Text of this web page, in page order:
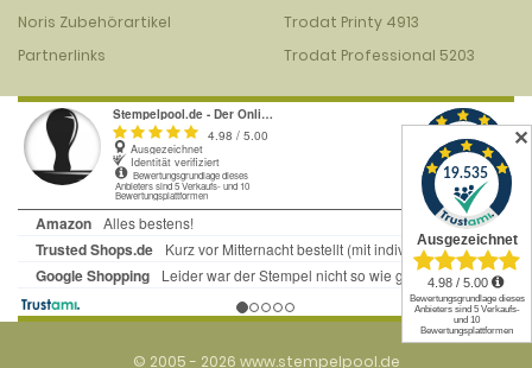
Noris Zubehörartikel
Partnerlinks
Trodat Printy 4913
Trodat Professional 5203
© 2005 - 2026 www.stempelpool.de
✕